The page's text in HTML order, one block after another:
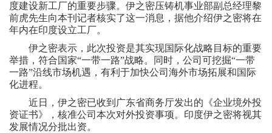
度建设新工厂的重要步骤。伊之密压铸机事业部副总经理黎
前虎先生向本刊记者核实了这一消息，据他介绍伊之密将在
年内在印度设立工厂。
伊之密表示，此次投资是其实现国际化战略目标的重要
举措，符合国家“一带一路”战略。同时，公司可挖掘“一带
一路”沿线市场机遇，有利于加快公司海外市场拓展和国际
化进程。
近日，伊之密已收到广东省商务厅发出的《企业境外投
资证书》，核准公司本次对外投资事项。印度伊之密将视其
发展情况分批出资。